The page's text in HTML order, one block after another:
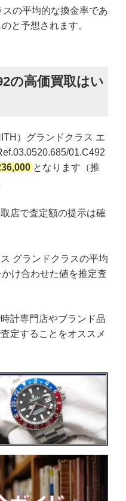
の平均的な換金率であ
と予想されます。
の高価買取はい
）グランドクラス エ
01.C492
となります（推
店で査定額の提示は確
グランドクラスの平均
け合わせた値を推定査
計専門店やブランド品
定することをオススメ